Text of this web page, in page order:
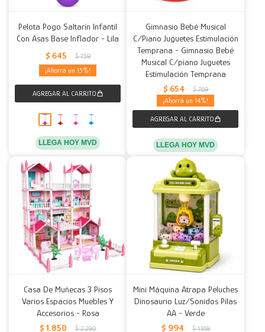
Pelota Pogo Saltarín Infantil
Con Asas Base Inflador - Lila
$ 645 $ 759
15
LLEGA HOY MVD
Gimnasio Bebé Musical
C/Piano Juguetes Estimulación
Temprana - Gimnasio Bebé
Musical C/piano Juguetes
Estimulación Temprana
$ 654 $ 769
14
LLEGA HOY MVD
Casa De Muñecas 3 Pisos
Varios Espacios Muebles Y
Accesorios - Rosa
$ 1.850 $ 2.290
Mini Máquina Atrapa Peluches
Dinosaurio Luz/Sonidos Pilas
AA - Verde
$ 994 $ 1.169